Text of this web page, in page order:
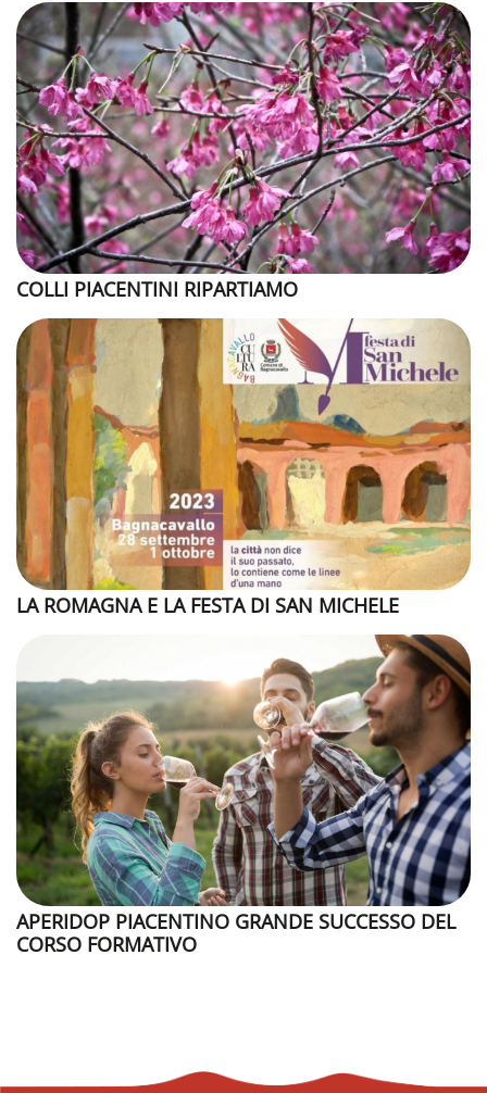
COLLI PIACENTINI RIPARTIAMO
LA ROMAGNA E LA FESTA DI SAN MICHELE
APERIDOP PIACENTINO GRANDE SUCCESSO DEL
CORSO FORMATIVO